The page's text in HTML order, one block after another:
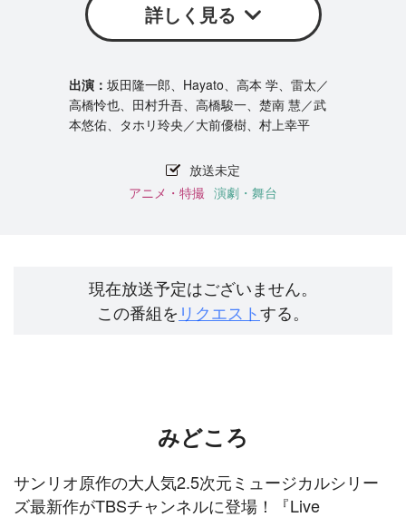
詳しく見る
坂田隆一郎、Hayato、高本 学、雷太／
高橋怜也、田村升吾、高橋駿一、楚南 慧／武
本悠佑、タホリ玲央／大前優樹、村上幸平
放送未定
アニメ・特撮 演劇・舞台
現在放送予定はございません。
この番組を リクエストする。
みどころ
サンリオ原作の大人気2.5次元ミュージカルシリー
ズ最新作がTBSチャンネルに登場！『Live